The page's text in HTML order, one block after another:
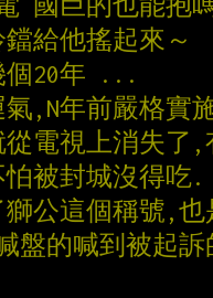
給他搖起來～
個20年 ...
,N年前嚴格實
電視上消失了,
被封城沒得吃
公這個稱號,也
盤的喊到被起